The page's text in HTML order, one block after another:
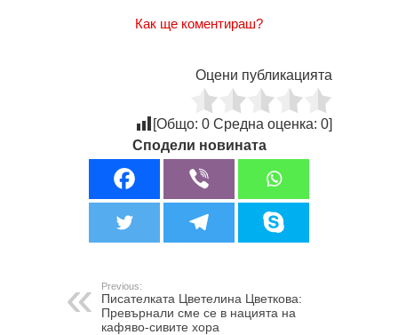
Как ще коментираш?
Оцени публикацията
[Общо: 0 Средна оценка: 0]
Сподели новината
Previous:
Писателката Цветелина Цветкова:
Превърнали сме се в нацията на
кафяво-сивите хора